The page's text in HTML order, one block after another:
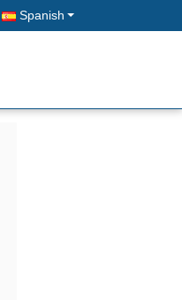
Spanish